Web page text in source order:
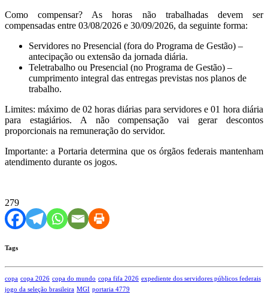
Como compensar? As horas não trabalhadas devem ser
compensadas entre 03/08/2026 e 30/09/2026, da seguinte forma:
Servidores no Presencial (fora do Programa de Gestão) –
antecipação ou extensão da jornada diária.
Teletrabalho ou Presencial (no Programa de Gestão) –
cumprimento integral das entregas previstas nos planos de
trabalho.
Limites: máximo de 02 horas diárias para servidores e 01 hora diária
para estagiários. A não compensação vai gerar descontos
proporcionais na remuneração do servidor.
Importante: a Portaria determina que os órgãos federais mantenham
atendimento durante os jogos.
279
Tags
copa copa 2026 copa do mundo copa fifa 2026 expediente dos servidores públicos federais
jogo da seleção brasileira MGI portaria 4779